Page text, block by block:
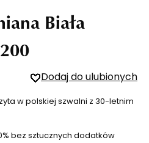
Biała
Dodaj do ulubionych
w polskiej szwalni z 30-letnim
bez sztucznych dodatków